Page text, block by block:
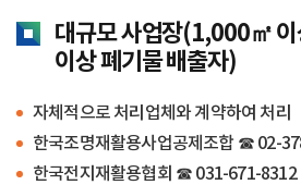
대규모 사업장(1,000㎡
이상 폐기물 배출자)
자체적으로 처리업체와 계약하여 처리
한국조명재활용사업공제조합 ☎ 02-
한국전지재활용협회 ☎ 031-671-8312